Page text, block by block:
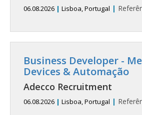
06.08.2026 | Lisboa, Portugal |
Business Developer -
Devices & Automação
Adecco Recruitment
06.08.2026 | Lisboa, Portugal |